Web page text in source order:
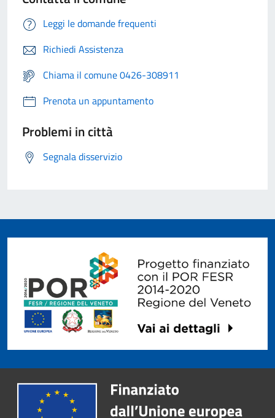
Leggi le domande frequenti
Richiedi Assistenza
Chiama il comune 0426-308911
Prenota un appuntamento
Problemi in città
Segnala disservizio